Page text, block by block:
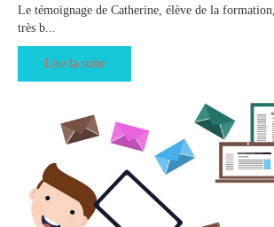
Le témoignage de Catherine, élève de la
très b...
Lire la suite